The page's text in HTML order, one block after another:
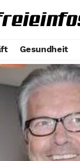
Gesundheit